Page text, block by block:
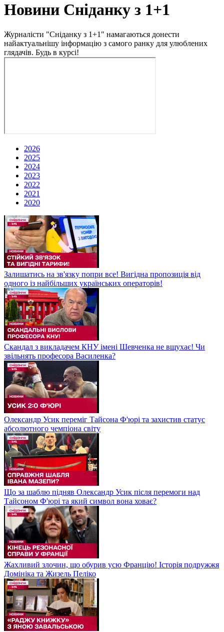
Новини Сніданку з 1+1
Журналісти "Сніданку з 1+1" намагаються донести
найактуальнішу інформацію з самого ранку для улюблених
глядачів. Будь в курсі!
2026
2025
2024
2023
2022
2021
2020
Залишатись на зв'язку попри все! Вигідна пропозиція від
одного із найбільших українських операторів!
Скандал з викладачем КНУ імені Шевченка не вщухає! Чи
звільнять професора Василенка?
Олександр Усик переміг Тайсона Ф'юрі та захистив статус
абсолютного чемпіона світу
Що за шаблю підняв Олександр Усик після перемоги над
Тайсоном Ф'юрі та який символ вона ховає?
Жахливий злочин, що обурив усю Францію! Історія подружжя
Домініка та Жизель Пеліко